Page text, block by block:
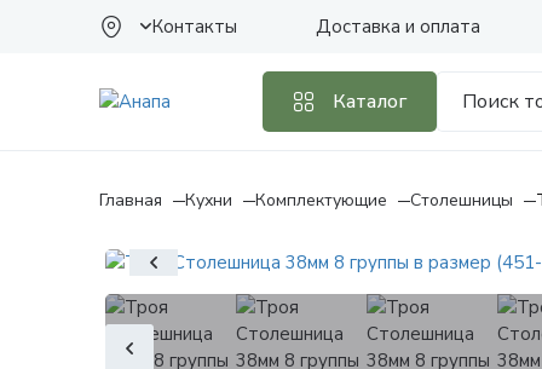
Контакты Доставка и оплата
Каталог
Главная Кухни Комплектующие Столешницы